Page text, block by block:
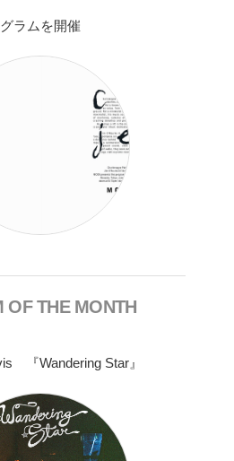
グラムを開催
OF THE MONTH
『Wandering Star』